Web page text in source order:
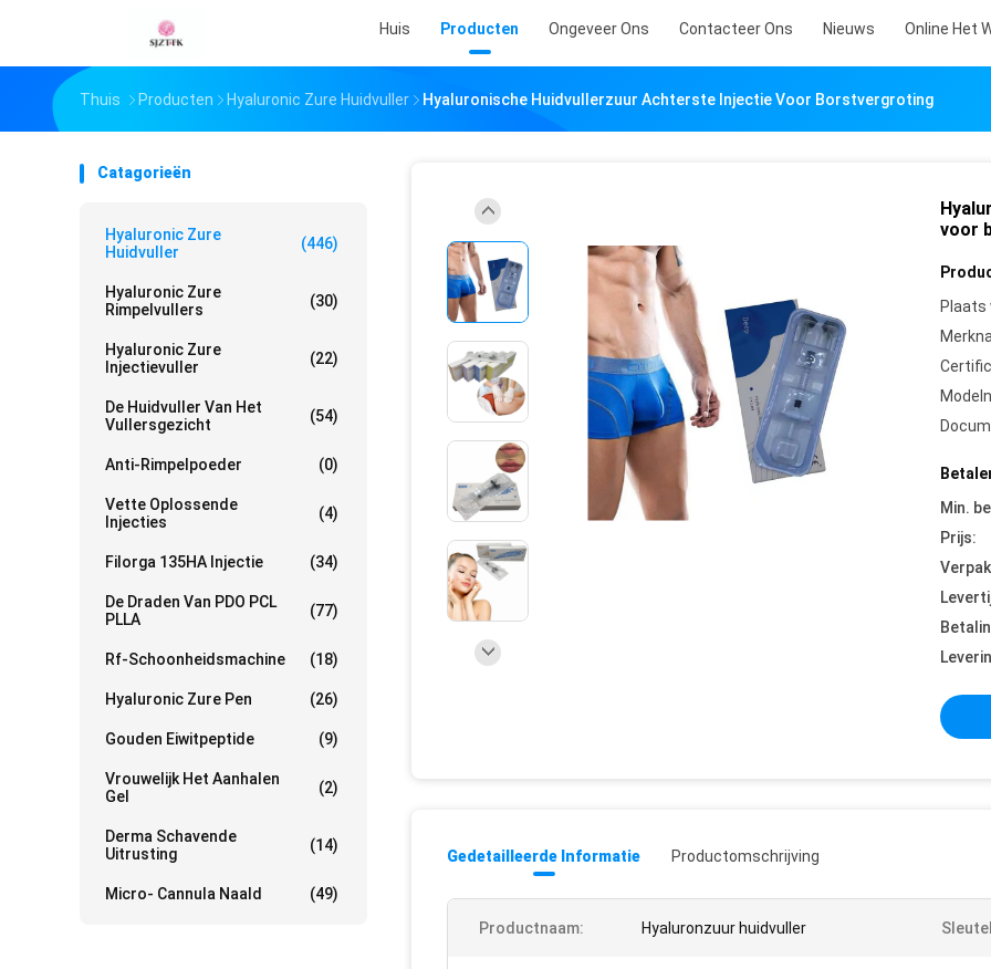
Huis Producten Ongeveer Ons Contacteer Ons Nieuws Online Het
Thuis Producten Hyaluronic Zure Huidvuller Hyaluronische Huidvullerzuur Achterste Injectie Voor Borstvergroting
Catagorieën
Hyaluronic Zure
Huidvuller
(446)
Hyaluronic Zure
Rimpelvullers
(30)
Hyaluronic Zure
Injectievuller
(22)
De Huidvuller Van Het
Vullersgezicht
(54)
Anti-Rimpelpoeder (0)
Vette Oplossende
Injecties
(4)
Filorga 135HA Injectie (34)
De Draden Van PDO PCL
PLLA
(77)
Rf-Schoonheidsmachine (18)
Hyaluronic Zure Pen (26)
Gouden Eiwitpeptide (9)
Vrouwelijk Het Aanhalen
Gel
(2)
Derma Schavende
Uitrusting
(14)
Micro- Cannula Naald (49)
voor
Plaats
Min.
Prijs:
Gedetailleerde Informatie Productomschrijving
Productnaam: Hyaluronzuur huidvuller